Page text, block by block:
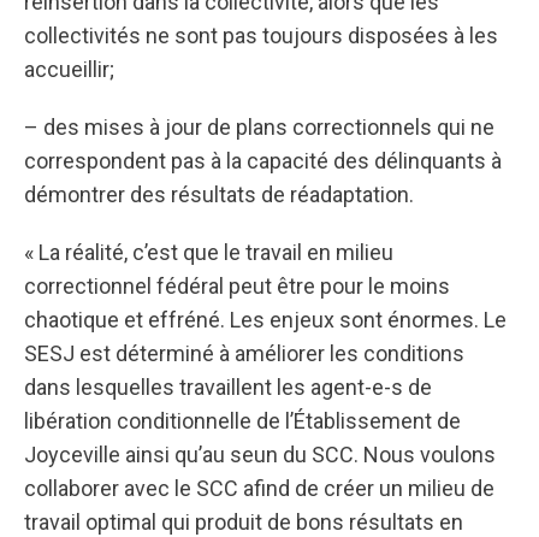
collectivités ne sont pas toujours disposées à les
accueillir;
– des mises à jour de plans correctionnels qui ne
correspondent pas à la capacité des délinquants à
démontrer des résultats de réadaptation.
« La réalité, c’est que le travail en milieu
correctionnel fédéral peut être pour le moins
chaotique et effréné. Les enjeux sont énormes. Le
SESJ est déterminé à améliorer les conditions
dans lesquelles travaillent les agent-e-s de
libération conditionnelle de l’Établissement de
Joyceville ainsi qu’au seun du SCC. Nous voulons
collaborer avec le SCC afind de créer un milieu de
travail optimal qui produit de bons résultats en